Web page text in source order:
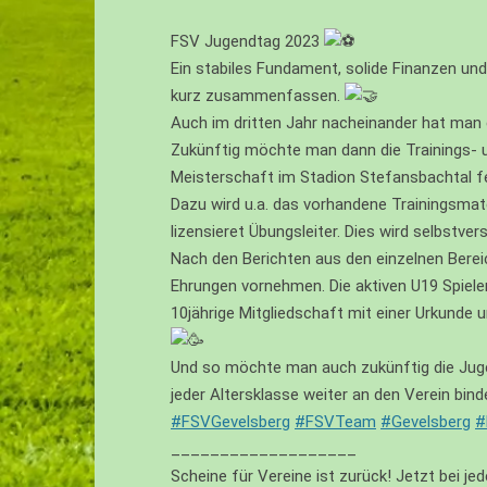
FI – JUNIOREN – U9
FII – JUNIOREN – U9
FIII – JUNIOREN – U8
GII – JUNIOREN – U6
FSV Jugendtag 2023
Ein stabiles Fundament, solide Finanzen
kurz zusammenfassen.
Auch im dritten Jahr nacheinander hat
Zukünftig möchte man dann die Trainings-
Meisterschaft im Stadion Stefansbachtal
Dazu wird u.a. das vorhandene
lizensieret Übungsleiter. Dies wird
Nach den Berichten aus den einzelnen
Ehrungen vornehmen. Die aktiven U19
10jährige Mitgliedschaft mit einer Urkunde
Und so möchte man auch zukünftig die
jeder Altersklasse weiter an den Verein
#FSVGevelsberg #FSVTeam #Gevelsberg
Scheine für Vereine ist zurück! Jetzt bei